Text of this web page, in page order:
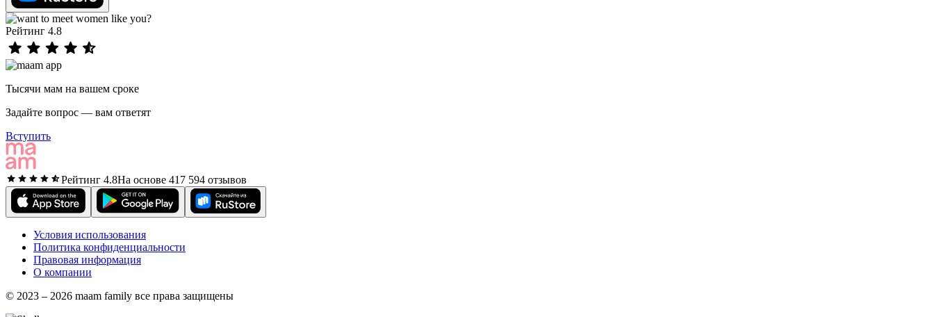
Рейтинг 4.8
Тысячи мам на вашем сроке
Задайте вопрос — вам ответят
Вступить
Рейтинг 4.8На основе 417 594 отзывов
Условия использования
Политика конфиденциальности
Правовая информация
О компании
© 2023 – 2026 maam family все права защищены